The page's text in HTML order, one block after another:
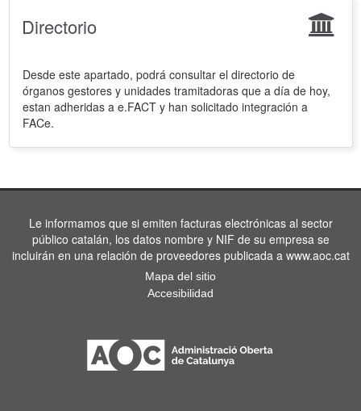
Directorio
Desde este apartado, podrá consultar el directorio de
órganos gestores y unidades tramitadoras que a día de hoy,
estan adheridas a e.FACT y han solicitado integración a
FACe.
Le informamos que si emiten facturas electrónicas al sector
público catalán, los datos nombre y NIF de su empresa se
incluirán en una relación de proveedores publicada a www.aoc.cat
Mapa del sitio
Accesibilidad